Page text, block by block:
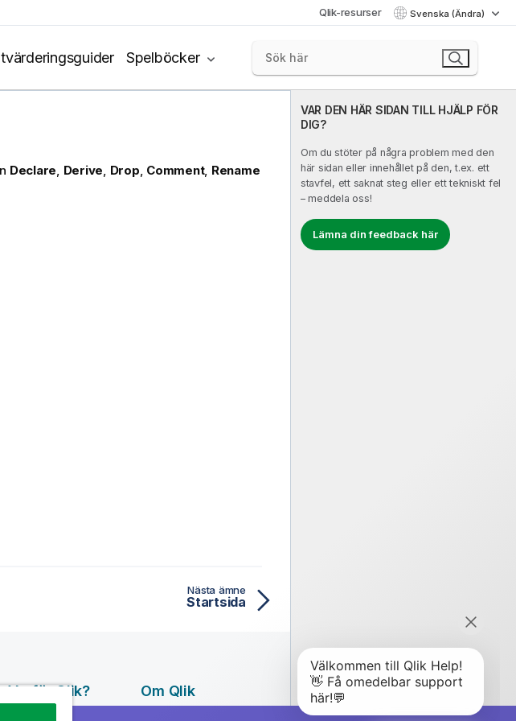
Qlik-resurser Svenska (Ändra)
Spelböcker
VAR DEN HÄR SIDAN TILL HJÄLP FÖR
DIG?
Om du stöter på några problem med den
här sidan eller innehållet på den, t.ex. ett
stavfel, ett saknat steg eller ett tekniskt fel
– meddela oss!
Lämna din feedback här
Declare, Derive, Drop, Comment, Rename
Nästa ämne
Startsida
Varför Qlik? Om Qlik